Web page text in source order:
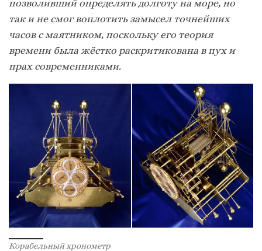
позволивший определять долготу на море, но
так и не смог воплотить замысел точнейших
часов с маятником, поскольку его теория
времени была жёстко раскритикована в пух и
прах современниками.
Корабельный хронометр